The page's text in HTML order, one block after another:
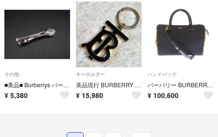
その他
■美品■ Burberrys バーバリーズ タイクリップ ネクタイピン アクセサリー メンズ シルバー系 DP4169
¥ 5,380
キーホルダー
美品現行 BURBERRY バーバリー TBロゴ キーリング 黒 キーホルダー
¥ 15,980
ハンドバッグ
バーバリー BURBERRY BAG
¥ 100,600